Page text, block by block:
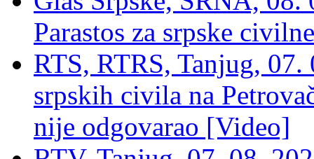
Parastos za srpske
RTS, RTRS, Tanjug,
srpskih civila na
nije odgovarao [Video]